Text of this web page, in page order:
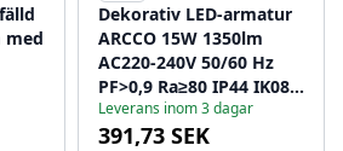
med
Dekorativ LED-armatur
ARCCO 15W 1350lm
AC220-240V 50/60 Hz
PF>0,9 Ra≥80 IP44 IK08
110° 4000K 1208962623
Leverans inom 3 dagar
391,73 SEK